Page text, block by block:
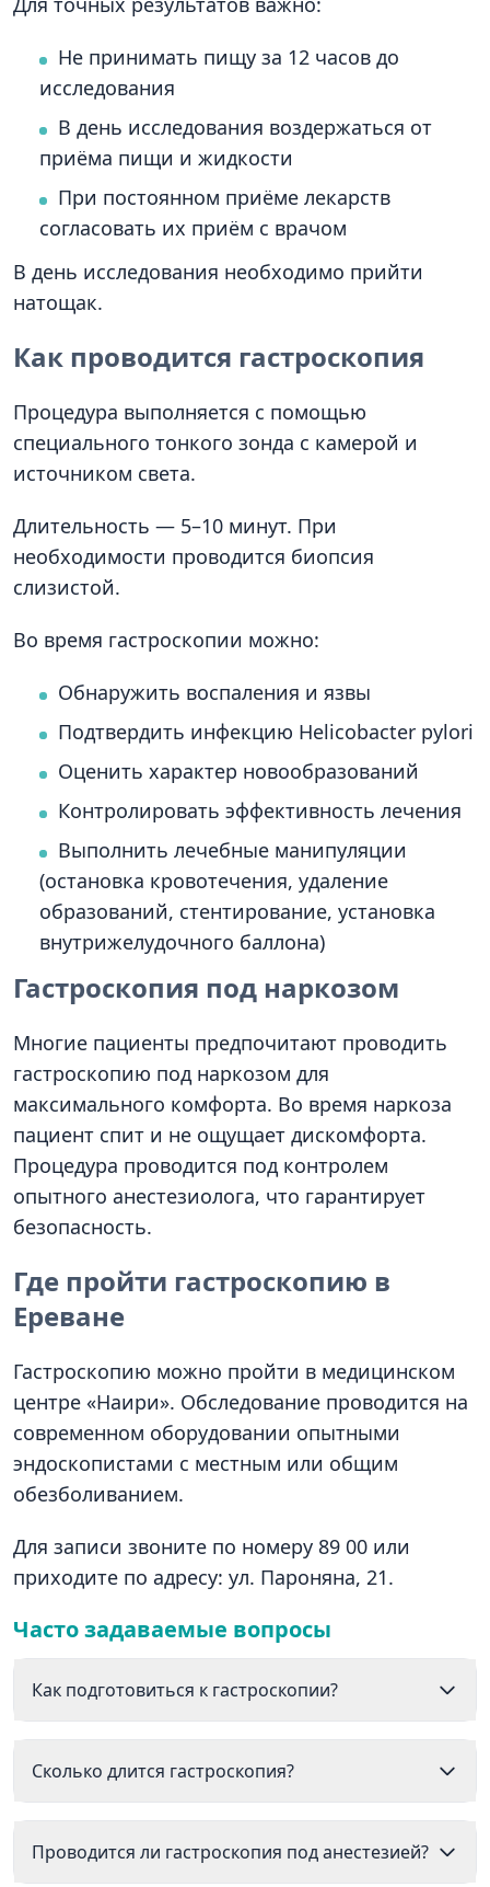
Не принимать пищу за 12 часов до
исследования
В день исследования воздержаться от
приёма пищи и жидкости
При постоянном приёме лекарств
согласовать их приём с врачом
В день исследования необходимо прийти
натощак.
Как проводится гастроскопия
Процедура выполняется с помощью
специального тонкого зонда с камерой и
источником света.
Длительность — 5–10 минут. При
необходимости проводится биопсия
слизистой.
Во время гастроскопии можно:
Обнаружить воспаления и язвы
Подтвердить инфекцию Helicobacter pylori
Оценить характер новообразований
Контролировать эффективность лечения
Выполнить лечебные манипуляции
(остановка кровотечения, удаление
образований, стентирование, установка
внутрижелудочного баллона)
Гастроскопия под наркозом
Многие пациенты предпочитают проводить
гастроскопию под наркозом для
максимального комфорта. Во время наркоза
пациент спит и не ощущает дискомфорта.
Процедура проводится под контролем
опытного анестезиолога, что гарантирует
безопасность.
Где пройти гастроскопию в
Ереване
Гастроскопию можно пройти в медицинском
центре «Наири». Обследование проводится на
современном оборудовании опытными
эндоскопистами с местным или общим
обезболиванием.
Для записи звоните по номеру 89 00 или
приходите по адресу: ул. Пароняна, 21.
Часто задаваемые вопросы
Как подготовиться к гастроскопии?
Сколько длится гастроскопия?
Проводится ли гастроскопия под анестезией?